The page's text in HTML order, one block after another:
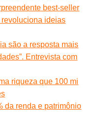
best-seller
ideias
são a resposta mais
Entrevista com
riqueza que 100 mi
da renda e patrimônio